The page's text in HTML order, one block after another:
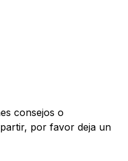
consejos o
por favor deja un